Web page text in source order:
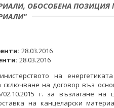
ОБОСОБЕНА ПОЗИЦИЯ
28.03.2016
28.03.2016
на
на договор въз
г. за възлагане на
на канцеларски